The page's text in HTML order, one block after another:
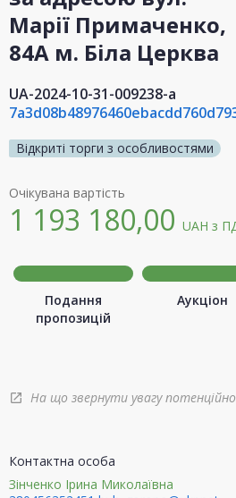
Марії Примаченко,
84А м. Біла Церква
UA-2024-10-31-009238-a
Відкриті торги з особливостями
Очікувана вартість
1 193 180,00 UAH з
Подання
пропозицій
Аукціон
open_in_new На що звернути увагу
Контактна особа
Зінченко Ірина Миколаївна